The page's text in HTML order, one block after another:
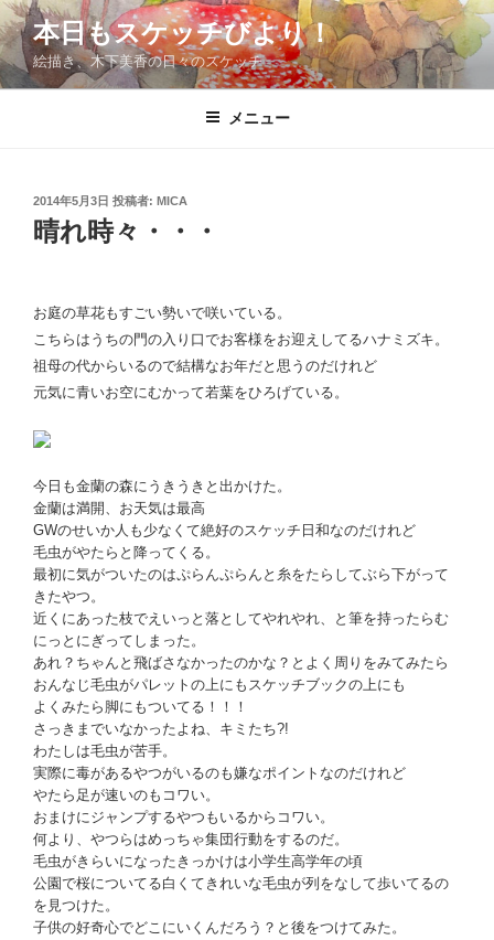
コ
ン
テ
ン
本日もスケッチびより！
絵描き、木下美香の日々のスケッチ
メニュー
投
稿
日:
2014年5月3日 投稿者: MICA
晴れ時々・・・
お庭の草花もすごい勢いで咲いている。
こちらはうちの門の入り口でお客様をお迎えしてるハナミズキ。
祖母の代からいるので結構なお年だと思うのだけれど
元気に青いお空にむかって若葉をひろげている。
今日も金蘭の森にうきうきと出かけた。
金蘭は満開、お天気は最高
GWのせいか人も少なくて絶好のスケッチ日和なのだけれど
毛虫がやたらと降ってくる。
最初に気がついたのはぷらんぷらんと糸をたらしてぶら下がって
きたやつ。
近くにあった枝でえいっと落としてやれやれ、と筆を持ったらむ
にっとにぎってしまった。
あれ？ちゃんと飛ばさなかったのかな？とよく周りをみてみたら
おんなじ毛虫がパレットの上にもスケッチブックの上にも
よくみたら脚にもついてる！！！
さっきまでいなかったよね、キミたち?!
わたしは毛虫が苦手。
実際に毒があるやつがいるのも嫌なポイントなのだけれど
やたら足が速いのもコワい。
おまけにジャンプするやつもいるからコワい。
何より、やつらはめっちゃ集団行動をするのだ。
毛虫がきらいになったきっかけは小学生高学年の頃
公園で桜についてる白くてきれいな毛虫が列をなして歩いてるの
を見つけた。
子供の好奇心でどこにいくんだろう？と後をつけてみた。